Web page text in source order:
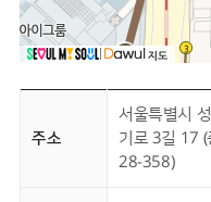
주소
서울특별시
기로 3길 17 (
28-358)